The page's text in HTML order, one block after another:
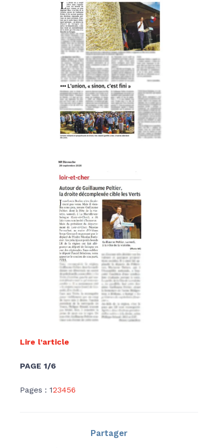
Lire l’article
PAGE 1/6
Pages : 123456
Partager